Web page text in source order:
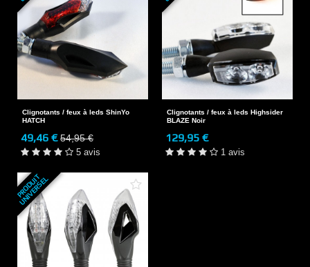
Clignotants / feux à leds ShinYo
HATCH
49,46 € 54,95 €
5 avis
Clignotants / feux à leds Highsider
BLAZE Noir
129,95 €
1 avis
P
R
O
D
U
I
T
U
N
I
V
E
R
S
E
L